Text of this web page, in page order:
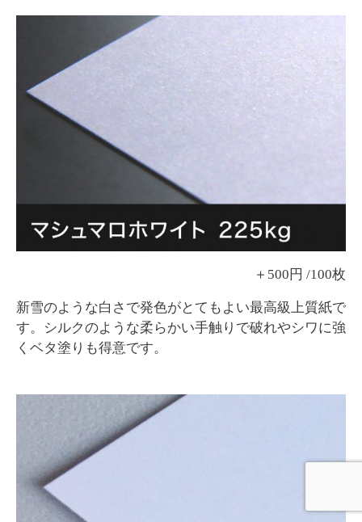
＋500円 /100枚
新雪のような白さで発色がとてもよい最高級上質紙で
す。シルクのような柔らかい手触りで破れやシワに強
くベタ塗りも得意です。